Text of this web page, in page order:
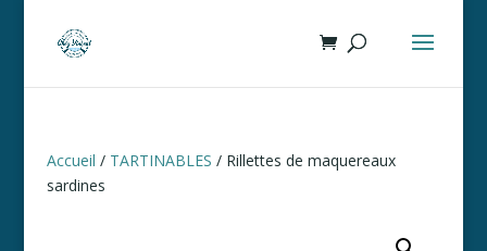
Accueil / TARTINABLES / Rillettes de maquereaux
sardines